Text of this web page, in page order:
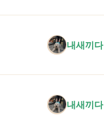
내새끼다
내새끼다